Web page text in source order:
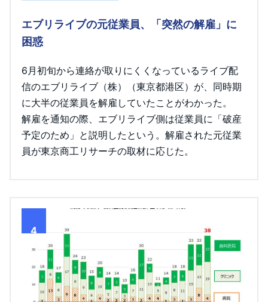
エブリライブの元従業員、「突然の解雇」に
困惑
6月初旬から連絡が取りにくくなっているライブ配
信のエブリライブ（株）（東京都港区）が、同時期
に大半の従業員を解雇していたことがわかった。
解雇を通知の際、エブリライブ側は従業員に「破産
予定のため」と説明したという。解雇された元従業
員が東京商工リサーチの取材に応じた。
4